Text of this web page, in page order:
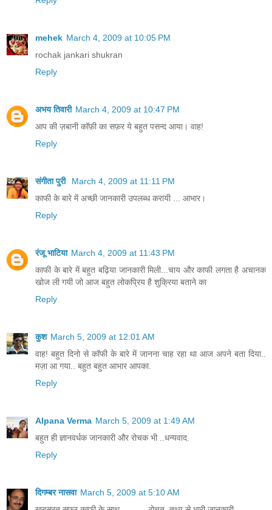
mehek March 4, 2009 at 10:05 PM
rochak jankari shukran
Reply
अभय तिवारी March 4, 2009 at 10:47 PM
आप की ज़बानी कॉफ़ी का सफ़र ये बहुत पसन्द आया। वाह!
Reply
संगीता पुरी
March 4, 2009 at 11:11 PM
काफी के बारे में अच्‍छी जानकारी उपलब्‍ध करायी ... आभार।
Reply
रंजू भाटिया March 4, 2009 at 11:43 PM
काफी के बारे में बहुत बढ़िया जानकारी मिली...चाय और काफी लगता है अचानक
खोज ली गयी जो आज बहुत लोकप्रिय है शुक्रिया बताने का
Reply
कुश March 5, 2009 at 12:01 AM
वाह! बहुत दिनो से कॉफी के बारे में जानना चाह रहा था आज अपने बता दिया..
मज़ा आ गया.. बहुत बहुत आभार आपका.
Reply
Alpana Verma March 5, 2009 at 1:49 AM
बहुत ही ज्ञानवर्धक जानकारी और रोचक भी ..धन्यवाद.
Reply
दिगम्बर नासवा March 5, 2009 at 5:10 AM